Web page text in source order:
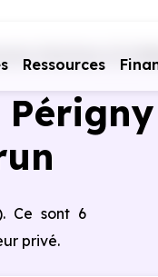
Ressources
Maritime (17)
Ce sont 6
privé.